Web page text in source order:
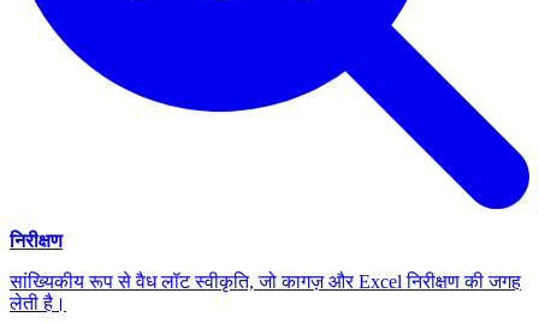
निरीक्षण
सांख्यिकीय रूप से वैध लॉट स्वीकृति, जो कागज़ और Excel निरीक्षण की जगह
लेती है।